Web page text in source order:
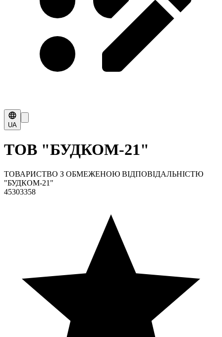
UA
ТОВ "БУДКОМ-21"
ТОВАРИСТВО З ОБМЕЖЕНОЮ ВІДПОВІДАЛЬНІСТЮ
"БУДКОМ-21"
45303358